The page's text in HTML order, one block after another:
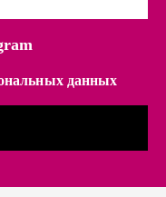
данных